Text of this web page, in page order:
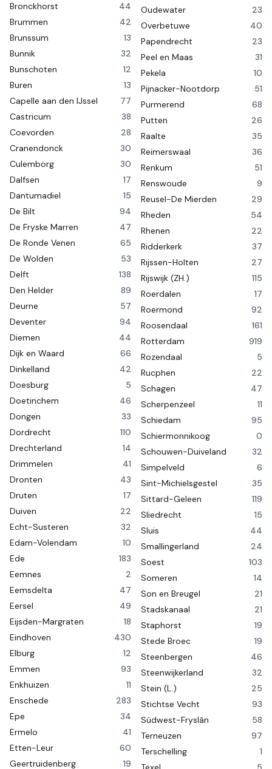
Bronckhorst
44
Brummen
42
Brunssum
13
Bunnik
32
Bunschoten
12
Buren
13
Capelle aan den IJssel
77
Castricum
38
Coevorden
28
Cranendonck
30
Culemborg
30
Dalfsen
17
Dantumadiel
15
De Bilt
94
De Fryske Marren
47
De Ronde Venen
65
De Wolden
53
Delft
138
Den Helder
89
Deurne
57
Deventer
94
Diemen
44
Dijk en Waard
66
Dinkelland
42
Doesburg
5
Doetinchem
46
Dongen
33
Dordrecht
110
Drechterland
14
Drimmelen
41
Dronten
43
Druten
17
Duiven
22
Echt-Susteren
32
Edam-Volendam
10
Ede
183
Eemnes
2
Eemsdelta
47
Eersel
49
Eijsden-Margraten
18
Eindhoven
430
Elburg
12
Emmen
93
Enkhuizen
11
Enschede
283
Epe
34
Ermelo
41
Etten-Leur
60
Geertruidenberg
19
Oudewater
23
Overbetuwe
40
Papendrecht
23
Peel en Maas
31
Pekela
10
Pijnacker-Nootdorp
51
Purmerend
68
Putten
26
Raalte
35
Reimerswaal
36
Renkum
51
Renswoude
9
Reusel-De Mierden
29
Rheden
54
Rhenen
22
Ridderkerk
37
Rijssen-Holten
27
Rijswijk (ZH.)
115
Roerdalen
17
Roermond
92
Roosendaal
161
Rotterdam
919
Rozendaal
5
Rucphen
22
Schagen
47
Scherpenzeel
11
Schiedam
95
Schiermonnikoog
0
Schouwen-Duiveland
32
Simpelveld
6
Sint-Michielsgestel
35
Sittard-Geleen
119
Sliedrecht
15
Sluis
44
Smallingerland
24
Soest
103
Someren
14
Son en Breugel
21
Stadskanaal
21
Staphorst
19
Stede Broec
19
Steenbergen
46
Steenwijkerland
32
Stein (L.)
25
Stichtse Vecht
93
Súdwest-Fryslân
58
Terneuzen
97
Terschelling
1